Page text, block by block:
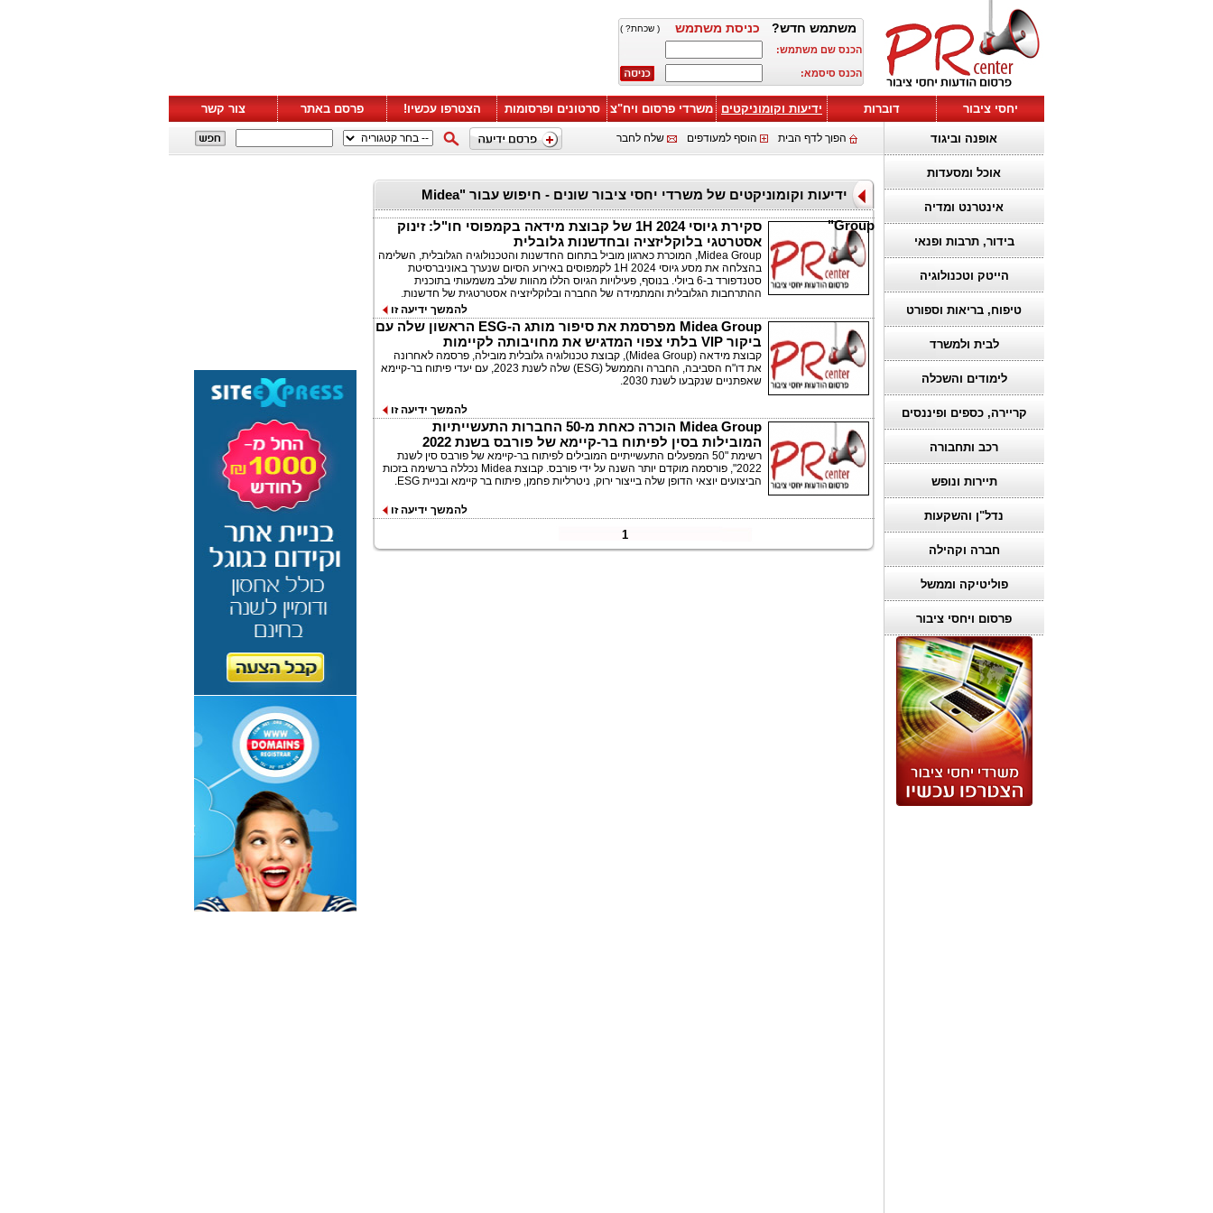
משתמש חדש? כניסת משתמש ( שכחת? )
הכנס שם משתמש:
הכנס סיסמא:
יחסי ציבור דוברות ידיעות וקומוניקטים משרדי פרסום ויח"צ סרטונים ופרסומות הצטרפו עכשיו! פרסם באתר צור קשר
אופנה וביגוד
אוכל ומסעדות
אינטרנט ומדיה
בידור, תרבות ופנאי
הייטק וטכנולוגיה
טיפוח, בריאות וספורט
לבית ולמשרד
לימודים והשכלה
קריירה, כספים ופיננסים
רכב ותחבורה
תיירות ונופש
נדל"ן והשקעות
חברה וקהילה
פוליטיקה וממשל
פרסום ויחסי ציבור
הפוך לדף הבית הוסף למעודפים שלח לחבר
ידיעות וקומוניקטים של משרדי יחסי ציבור שונים - חיפוש עבור "Midea
Group"
סקירת גיוסי 2024 1H של קבוצת מידאה בקמפוסי חו"ל: זינוק
אסטרטגי בלוקליזציה ובחדשנות גלובלית
‏Midea Group, המוכרת כארגון מוביל בתחום החדשנות והטכנולוגיה הגלובלית, השלימה
בהצלחה את מסע גיוסי 2024 1H לקמפוסים באירוע הסיום שנערך באוניברסיטת
סטנדפורד ב-6 ביולי. בנוסף, פעילויות הגיוס הללו מהוות שלב משמעותי בתוכנית
ההתרחבות הגלובלית והמתמידה של החברה ובלוקליזציה אסטרטגית של חדשנות.
להמשך ידיעה זו
Midea Group מפרסמת את סיפור מותג ה-ESG הראשון שלה עם
ביקור VIP בלתי צפוי המדגיש את מחויבותה לקיימות
קבוצת מידאה (Midea Group), קבוצת טכנולוגיה גלובלית מובילה, פרסמה לאחרונה
את דו"ח הסביבה, החברה והממשל (ESG) שלה לשנת 2023, עם יעדי פיתוח בר-קיימא
שאפתניים שנקבעו לשנת 2030.
להמשך ידיעה זו
Midea Group הוכרה כאחת מ-50 החברות התעשייתיות
המובילות בסין לפיתוח בר-קיימא של פורבס בשנת 2022
רשימת "50 המפעלים התעשייתיים המובילים לפיתוח בר-קיימא של פורבס סין לשנת
2022", פורסמה מוקדם יותר השנה על ידי פורבס. קבוצת Midea נכללה ברשימה בזכות
הביצועים יוצאי הדופן שלה בייצור ירוק, ניטרליות פחמן, פיתוח בר קיימא ובניית ESG.
להמשך ידיעה זו
1